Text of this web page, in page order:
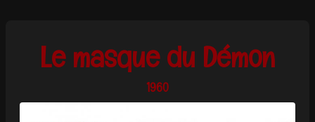
Le masque du Démon
1960